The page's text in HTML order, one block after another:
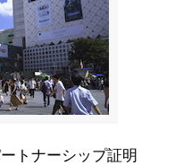
トナーシップ証明